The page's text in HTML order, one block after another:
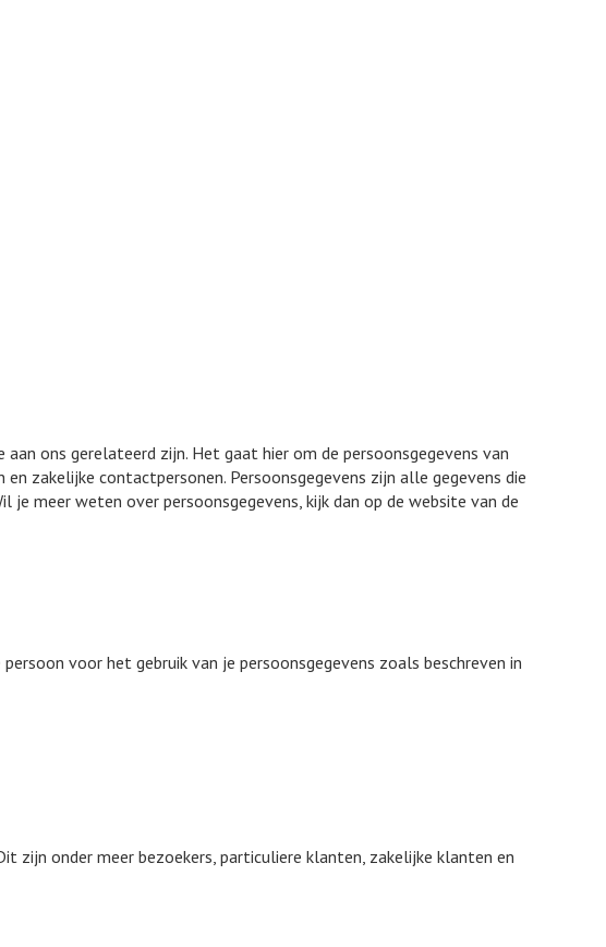
ons gerelateerd zijn. Het gaat hier om de persoonsgegevens van
zakelijke contactpersonen. Persoonsgegevens zijn alle gegevens die
meer weten over persoonsgegevens, kijk dan op de website van de
voor het gebruik van je persoonsgegevens zoals beschreven in
zijn onder meer bezoekers, particuliere klanten, zakelijke klanten en